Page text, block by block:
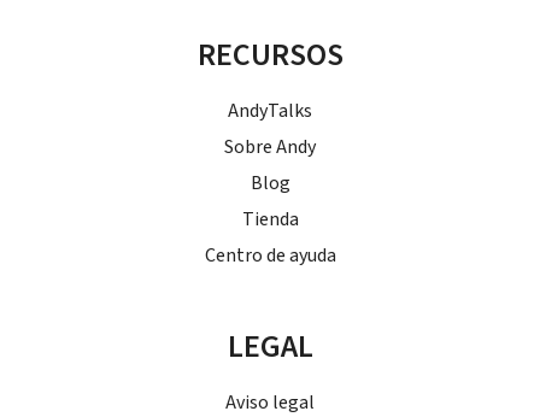
RECURSOS
AndyTalks
Sobre Andy
Blog
Tienda
Centro de ayuda
LEGAL
Aviso legal